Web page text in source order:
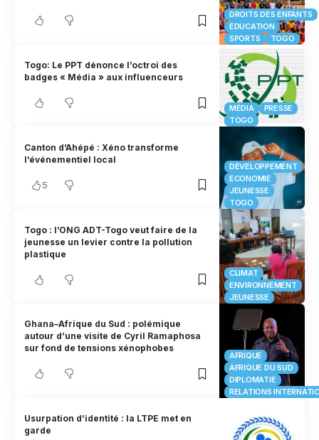
DROITS DES ENFANTS
EDUCATION
SPORTS
TOGO
MÉDIA
PRESSE
TOGO
Togo: Le PPT dénonce l’octroi des
badges « Média » aux influenceurs
DÉVELOPPEMENT
ECONOMIE
JEUNESSE
TOGO
Canton d’Ahépé : Xéno transforme
l’événementiel local
5
CLIMAT
ENVIRONNEMENT
JEUNESSE
Togo : l’ONG ADT-Togo veut faire de la
jeunesse un levier contre la pollution
plastique
AFRIQUE
AFRIQUE DU SUD
DIPLOMATIE
RELATIONS
Ghana–Afrique du Sud : polémique
autour d’une visite de Cyril Ramaphosa
sur fond de tensions xénophobes
Usurpation d’identité : la LTPE met en
garde